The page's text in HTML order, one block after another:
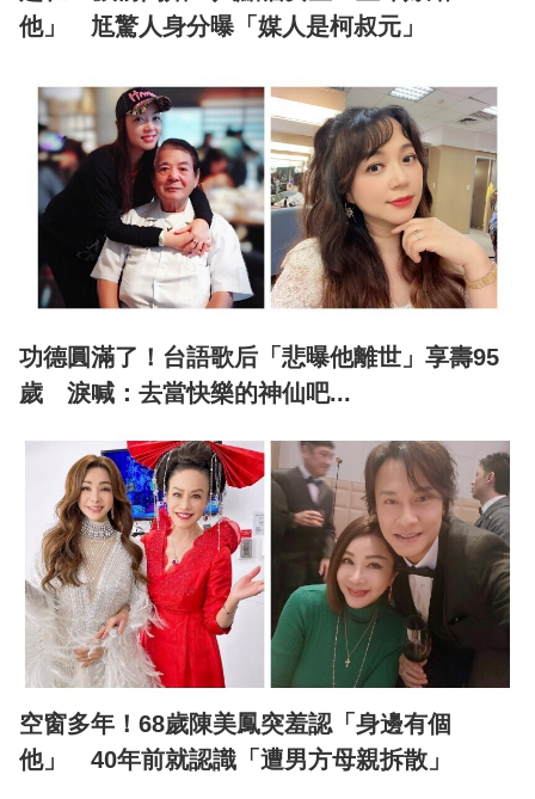
他」 尪驚人身分曝「媒人是柯叔元」
功德圓滿了！台語歌后「悲曝他離世」享壽95
歲 淚喊：去當快樂的神仙吧...
空窗多年！68歲陳美鳳突羞認「身邊有個
他」 40年前就認識「遭男方母親拆散」